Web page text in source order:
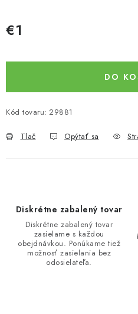
€1
DO
Kód tovaru: 29881
Tlač Opýtať sa
Diskrétne zabalený tovar
Diskrétne zabalený tovar
zasielame s každou
obejdnávkou. Ponúkame tiež
možnosť zasielania bez
odosielateľa.